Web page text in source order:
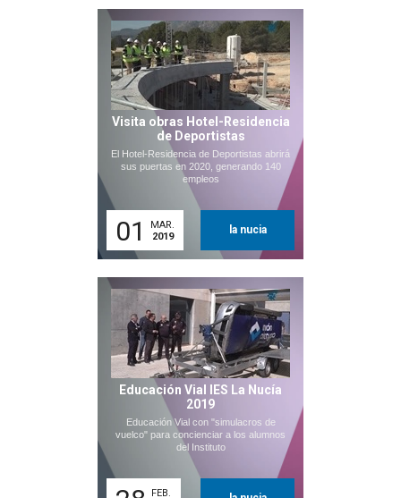
Visita obras Hotel-Residencia
de Deportistas
El Hotel-Residencia de Deportistas abrirá
sus puertas en 2020, generando 140
empleos
01
MAR.
2019
la nucia
Educación Vial IES La Nucía
2019
Educación Vial con "simulacros de
vuelco" para concienciar a los alumnos
del Instituto
FEB.